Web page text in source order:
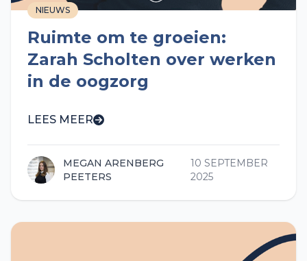
NIEUWS
Ruimte om te groeien:
Zarah Scholten over werken
in de oogzorg
LEES MEER
MEGAN ARENBERG
PEETERS
10 SEPTEMBER
2025